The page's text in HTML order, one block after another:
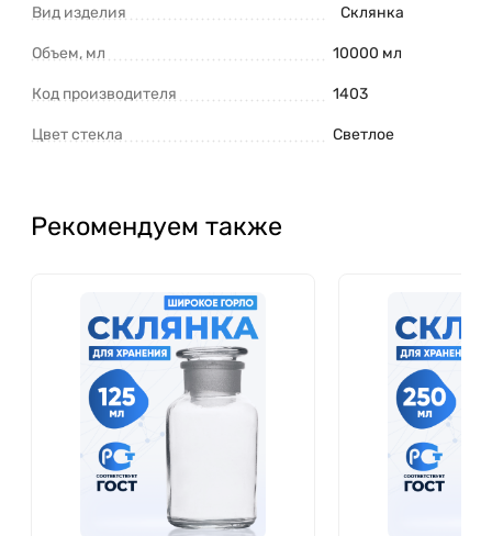
Вид изделия Склянка
Объем, мл 10000 мл
Код производителя 1403
Цвет стекла Светлое
Рекомендуем также